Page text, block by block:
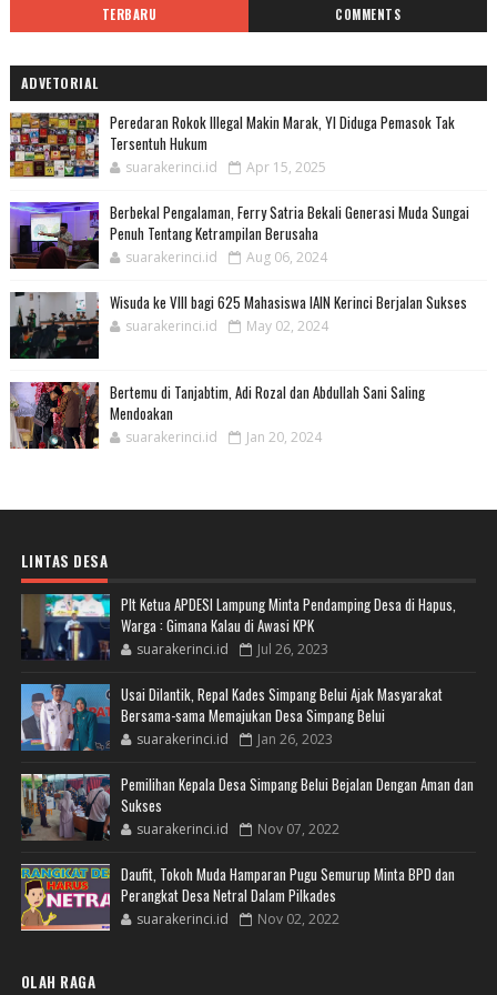
TERBARU COMMENTS
ADVETORIAL
Peredaran Rokok Illegal Makin Marak, YI Diduga Pemasok Tak
Tersentuh Hukum
suarakerinci.id Apr 15, 2025
Berbekal Pengalaman, Ferry Satria Bekali Generasi Muda Sungai
Penuh Tentang Ketrampilan Berusaha
suarakerinci.id Aug 06, 2024
Wisuda ke VIII bagi 625 Mahasiswa IAIN Kerinci Berjalan Sukses
suarakerinci.id May 02, 2024
Bertemu di Tanjabtim, Adi Rozal dan Abdullah Sani Saling
Mendoakan
suarakerinci.id Jan 20, 2024
LINTAS DESA
Plt Ketua APDESI Lampung Minta Pendamping Desa di Hapus,
Warga : Gimana Kalau di Awasi KPK
suarakerinci.id Jul 26, 2023
Usai Dilantik, Repal Kades Simpang Belui Ajak Masyarakat
Bersama-sama Memajukan Desa Simpang Belui
suarakerinci.id Jan 26, 2023
Pemilihan Kepala Desa Simpang Belui Bejalan Dengan Aman dan
Sukses
suarakerinci.id Nov 07, 2022
Daufit, Tokoh Muda Hamparan Pugu Semurup Minta BPD dan
Perangkat Desa Netral Dalam Pilkades
suarakerinci.id Nov 02, 2022
OLAH RAGA